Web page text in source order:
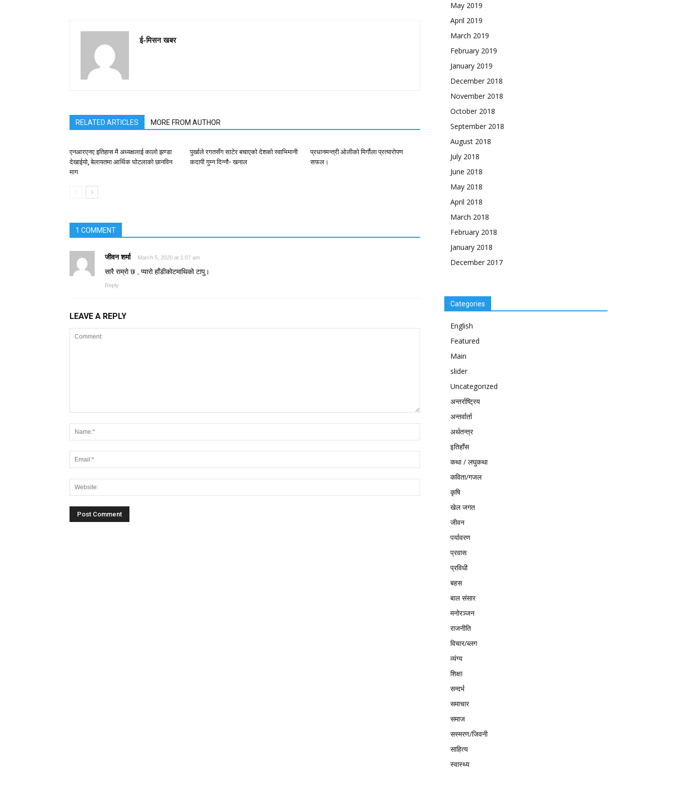
ई-मिसन खबर
RELATED ARTICLES MORE FROM AUTHOR
एनआरएनए इतिहास मै अध्यक्षलाई कालो झण्डा
देखाईयो, बेलायतमा आर्थिक घोटलाको छानविन
माग
पुर्खाले रगतसँग साटेर बचाएको देशको स्वाभिमानी
कदापी गुम्न दिन्नाै- खनाल
प्रधानमन्त्री ओलीको मिर्गौला प्रत्यारोपण
सफल।
1 COMMENT
जीवन शर्मा March 5, 2020 at 1:07 am
सारै राम्राे छ , प्याराे हाँडीकाेटमाथिकाे टापु।
Reply
LEAVE A REPLY
May 2019
April 2019
March 2019
February 2019
January 2019
December 2018
November 2018
October 2018
September 2018
August 2018
July 2018
June 2018
May 2018
April 2018
March 2018
February 2018
January 2018
December 2017
Categories
English
Featured
Main
slider
Uncategorized
अन्तर्राष्ट्रिय
अन्तर्वार्ता
अर्थतन्त्र
इतिहाँस
कथा / लघुकथा
कविता/गजल
कृषि
खेल जगत
जीवन
पर्यावरण
प्रवास
प्रविधी
बहस
बाल संसार
मनोरञ्जन
राजनीति
विचार/ब्लग
व्यंग्य
शिक्षा
सन्दर्भ
समाचार
समाज
सस्मरण/जिवनी
साहित्य
स्वास्थ्य